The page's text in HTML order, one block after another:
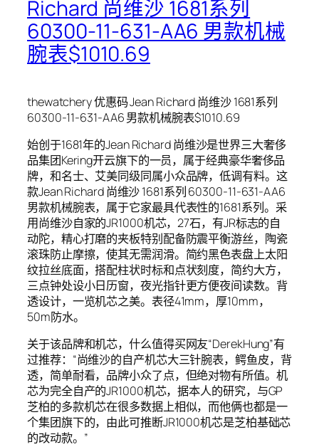
Richard 尚维沙 1681系列
60300-11-631-AA6 男款机械
腕表$1010.69
thewatchery 优惠码 Jean Richard 尚维沙 1681系列
60300-11-631-AA6 男款机械腕表$1010.69
始创于1681年的Jean Richard 尚维沙是世界三大奢侈
品集团Kering开云旗下的一员，属于经典豪华奢侈品
牌，和名士、艾美同级同属小众品牌，低调有料。这
款Jean Richard 尚维沙 1681系列 60300-11-631-AA6
男款机械腕表，属于它家最具代表性的1681系列。采
用尚维沙自家的JR1000机芯，27石，有JR标志的自
动陀，精心打磨的夹板特别配备防震平衡游丝，陶瓷
滚珠防止摩擦，使其无需润滑。简约黑色表盘上太阳
纹拉丝底面，搭配柱状时标和点状刻度，简约大方，
三点钟处设小日历窗，夜光指针更方便夜间读数。背
透设计，一览机芯之美。表径41mm，厚10mm，
50m防水。
关于该品牌和机芯，什么值得买网友“DerekHung”有
过推荐：“尚维沙的自产机芯大三针腕表，鳄鱼皮，背
透，简单耐看，品牌小众了点，但绝对物有所值。机
芯为完全自产的JR1000机芯，据本人的研究，与GP
芝柏的多款机芯在很多数据上相似，而他俩也都是一
个集团旗下的，由此可推断JR1000机芯是芝柏基础芯
的改动款。”